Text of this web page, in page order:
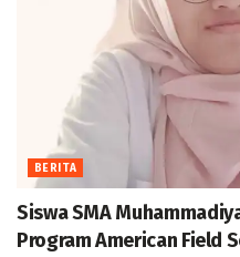
BERITA
Siswa SMA
Program American Field